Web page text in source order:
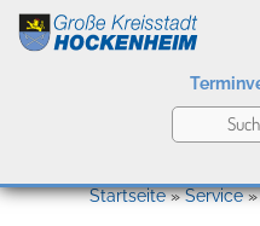
Startseite»Service